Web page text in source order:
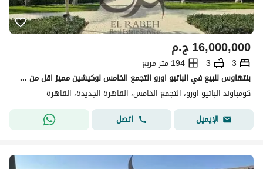
ج.م16,000,000
3
3
194 متر مربع
بنتهاوس للبيع في الباتيو اورو التجمع الخامس لوكيشين مميز اقل من سعر السوق استلام فوري
كومباوند الباتيو اورو، التجمع الخامس، القاهرة الجديدة، القاهرة
الإيميل
اتصل